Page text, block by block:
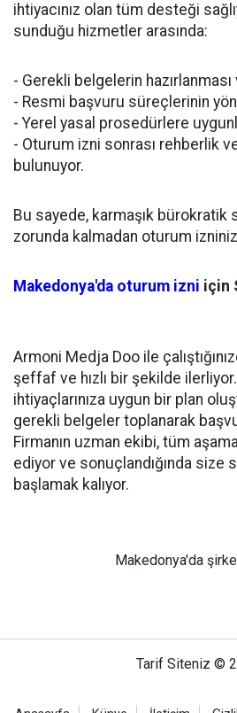
ihtiyacınız olan tüm desteği
sunduğu hizmetler arasında:
- Gerekli belgelerin
- Resmi başvuru süreçlerinin
- Yerel yasal prosedürlere
- Oturum izni sonrası rehberlik
bulunuyor.
Bu sayede, karmaşık
zorunda kalmadan oturum
Makedonya'da oturum izni için
Armoni Medja Doo ile
şeffaf ve hızlı bir şekilde
ihtiyaçlarınıza uygun bir plan
gerekli belgeler toplanarak
Firmanın uzman ekibi, tüm
ediyor ve sonuçlandığında size
başlamak kalıyor.
Makedonya'da
Tarif Siteniz ©